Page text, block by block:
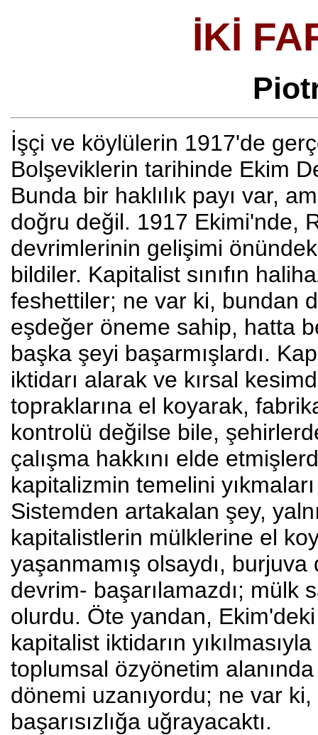
İKİ
İşçi ve köylülerin 1917'de
Bolşeviklerin tarihinde Ekim
Bunda bir haklılık payı var,
doğru değil. 1917 Ekimi'nde,
devrimlerinin gelişimi
bildiler. Kapitalist sınıfın
feshettiler; ne var ki, bundan
eşdeğer öneme sahip, hatta
başka şeyi başarmışlardı.
iktidarı alarak ve kırsal
topraklarına el koyarak,
kontrolü değilse bile,
çalışma hakkını elde
kapitalizmin temelini
Sistemden artakalan şey,
kapitalistlerin mülklerine el
yaşanmamış olsaydı, burjuva
devrim- başarılamazdı; mülk
olurdu. Öte yandan,
kapitalist iktidarın
toplumsal özyönetim
dönemi uzanıyordu; ne var
başarısızlığa uğrayacaktı.